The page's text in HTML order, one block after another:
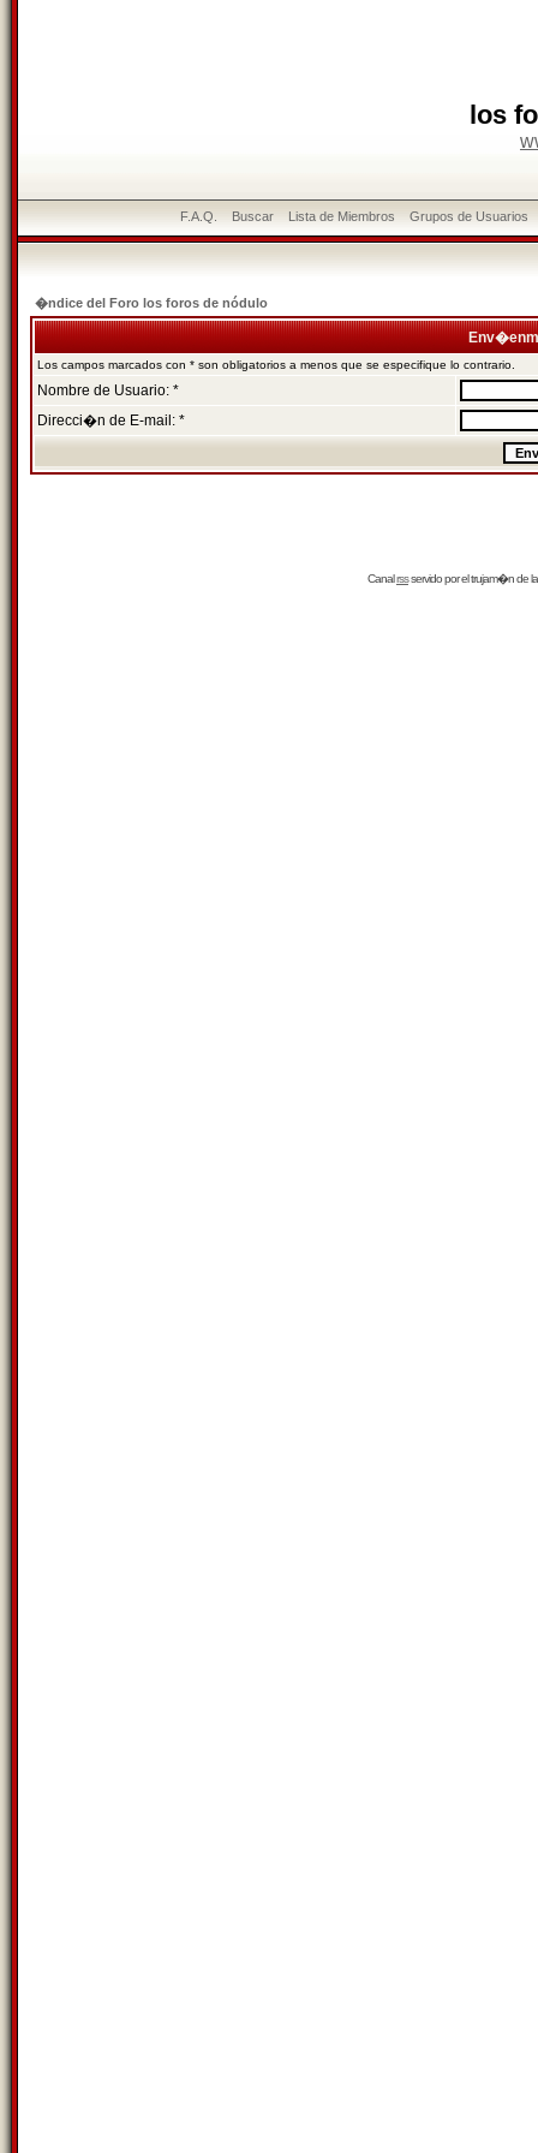
los
F.A.Q. Buscar Lista de Miembros Grupos de Usuarios
�ndice del Foro los foros de nódulo
Los campos marcados con * son obligatorios a menos que se especifique lo contrario.
Nombre de Usuario: *
Direcci�n de E-mail: *
Canalrssservido por eltrujam�nde